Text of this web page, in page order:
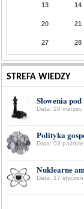
13 14
20 21
27 28
STREFA WIEDZY
Słowenia
Data: 20 marzec
Polityka
Data: 03
Nuklearne
Data: 17